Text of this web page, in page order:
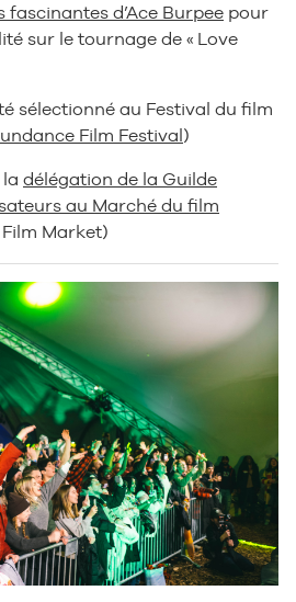
d’Ace Burpee pour
sur le tournage de « Love
sélectionné au Festival du film
Film Festival)
délégation de la Guilde
au Marché du film
Market)